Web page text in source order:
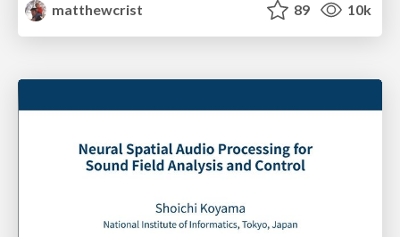
matthewcrist
89 10k